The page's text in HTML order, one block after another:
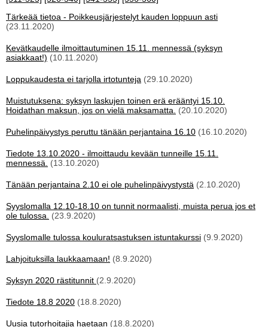
Tärkeää tietoa - Poikkeusjärjestelyt kauden loppuun asti
(23.11.2020)
Kevätkaudelle ilmoittautuminen 15.11. mennessä (syksyn
asiakkaat!) (10.11.2020)
Loppukaudesta ei tarjolla irtotunteja (29.10.2020)
Muistutuksena: syksyn laskujen toinen erä erääntyi 15.10.
Hoidathan maksun, jos on vielä maksamatta.
(20.10.2020)
Puhelinpäivystys peruttu tänään perjantaina 16.10 (16.10.2020)
Tiedote 13.10.2020 - ilmoittaudu kevään tunneille 15.11.
mennessä.
(13.10.2020)
Tänään perjantaina 2.10 ei ole puhelinpäivystystä (2.10.2020)
Syyslomalla 12.10-18.10 on tunnit normaalisti, muista perua jos et
ole tulossa.
(23.9.2020)
Syyslomalle tulossa kouluratsastuksen istuntakurssi (9.9.2020)
Lahjoituksilla laukkaamaan! (8.9.2020)
Syksyn 2020 rästitunnit (2.9.2020)
Tiedote 18.8 2020 (18.8.2020)
Uusia tutorhoitajia haetaan (18.8.2020)